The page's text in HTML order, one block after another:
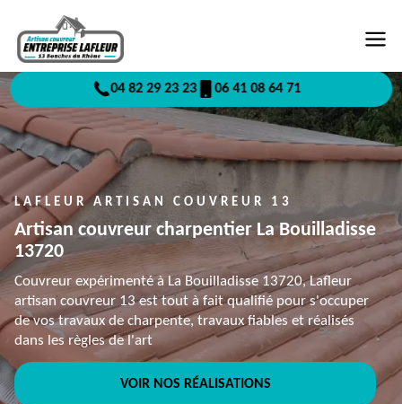
04 82 29 23 23 06 41 08 64 71
LAFLEUR ARTISAN COUVREUR 13
Artisan couvreur charpentier La Bouilladisse
13720
Couvreur expérimenté à La Bouilladisse 13720, Lafleur
artisan couvreur 13 est tout à fait qualifié pour s'occuper
de vos travaux de charpente, travaux fiables et réalisés
dans les règles de l'art
VOIR NOS RÉALISATIONS